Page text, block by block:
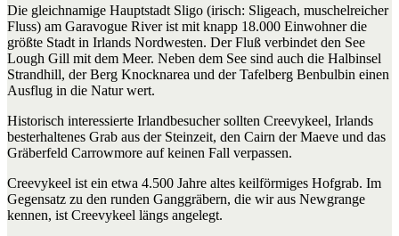
Die gleichnamige Hauptstadt Sligo (irisch: Sligeach, muschelreicher
Fluss) am Garavogue River ist mit knapp 18.000 Einwohner die
größte Stadt in Irlands Nordwesten. Der Fluß verbindet den See
Lough Gill mit dem Meer. Neben dem See sind auch die Halbinsel
Strandhill, der Berg Knocknarea und der Tafelberg Benbulbin einen
Ausflug in die Natur wert.
Historisch interessierte Irlandbesucher sollten Creevykeel, Irlands
besterhaltenes Grab aus der Steinzeit, den Cairn der Maeve und das
Gräberfeld Carrowmore auf keinen Fall verpassen.
Creevykeel ist ein etwa 4.500 Jahre altes keilförmiges Hofgrab. Im
Gegensatz zu den runden Ganggräbern, die wir aus Newgrange
kennen, ist Creevykeel längs angelegt.